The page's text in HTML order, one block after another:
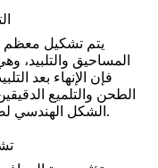
يتم تشكيل معظم
المساحيق والتلبيد،
فإن الإنهاء بعد
الطحن والتلميع
الشكل الهندسي لضمان الامتثال الكامل لمواصفات التصميم.